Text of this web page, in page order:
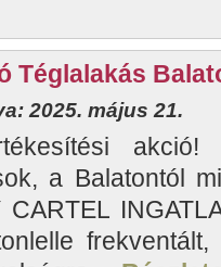
Téglalakás
2025. május 21.
a Balatontól
CARTEL